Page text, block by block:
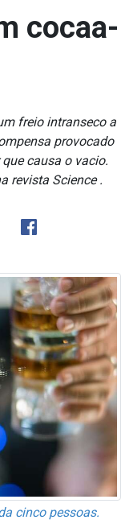
cocaa­
freio intra­nseco a
provocado
causa o va­cio.
revista Science .
cinco pessoas.